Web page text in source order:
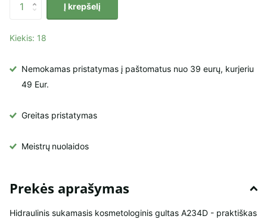
Į krepšelį
Kiekis: 18
Nemokamas pristatymas į paštomatus nuo 39 eurų, kurjeriu
49 Eur.
Greitas pristatymas
Meistrų nuolaidos
Prekės aprašymas
Hidraulinis sukamasis kosmetologinis gultas A234D - praktiškas